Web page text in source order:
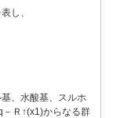
し、
、水酸基、スルホ
Ｒ↑(x1)からなる群